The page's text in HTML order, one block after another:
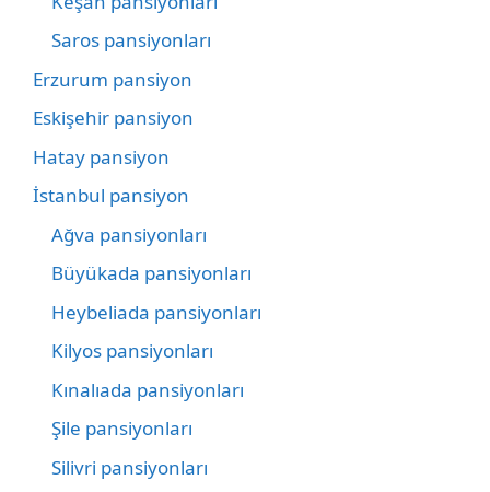
Saros pansiyonları
Erzurum pansiyon
Eskişehir pansiyon
Hatay pansiyon
İstanbul pansiyon
Ağva pansiyonları
Büyükada pansiyonları
Heybeliada pansiyonları
Kilyos pansiyonları
Kınalıada pansiyonları
Şile pansiyonları
Silivri pansiyonları